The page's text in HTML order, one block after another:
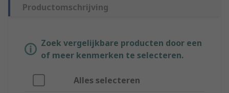
Productomschrijving
Zoek vergelijkbare producten door een
of meer kenmerken te selecteren.
Alles selecteren